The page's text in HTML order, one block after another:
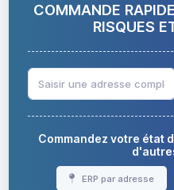
COMMANDE
RISQUES
Commandez votre état
ERP par adresse